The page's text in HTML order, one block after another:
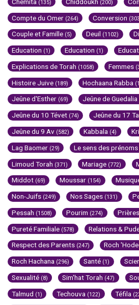
(135) (200)
Compte du Omer (264) Conversion
Couple et Famille (5) Deuil (1102)
Education (1) Education (1)
Explications de Torah (1058) Femmes
Histoire Juive (189) Hochaana Rabba
Jeûne d'Esther (69) Jeûne de Guedalia
Jeûne du 10 Tévet (74) Jeûne du 17
Jeûne du 9 Av (582) Kabbala (4)
Lag Baomer (29) Le sens des
Limoud Torah (371) Mariage (772)
Middot (69) Moussar (154)
Non-Juifs (249) Nos Sages (131)
Pessah (1508) Pourim (274) Prières
Pureté Familiale (578) Relations &
Respect des Parents (247) Roch
Roch Hachana (296) Santé (1)
Sexualité (8) Sim'hat Torah (47)
Talmud (1) Techouva (122) Téfila